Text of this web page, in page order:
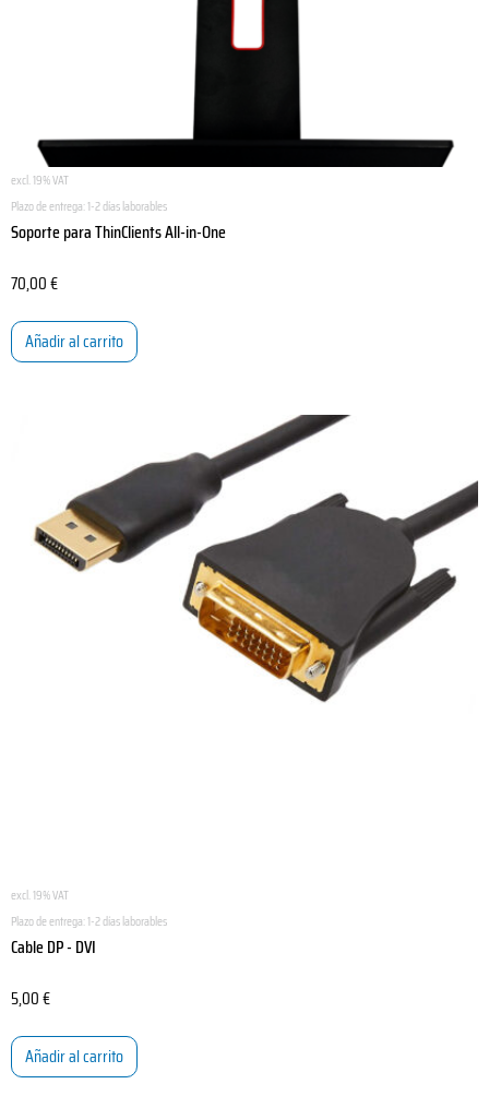
excl. 19% VAT
Plazo de entrega:1-2 días laborables
Soporte para ThinClients All-in-One
70,00€
Añadir al carrito
excl. 19% VAT
Plazo de entrega:1-2 días laborables
Cable DP - DVI
5,00€
Añadir al carrito